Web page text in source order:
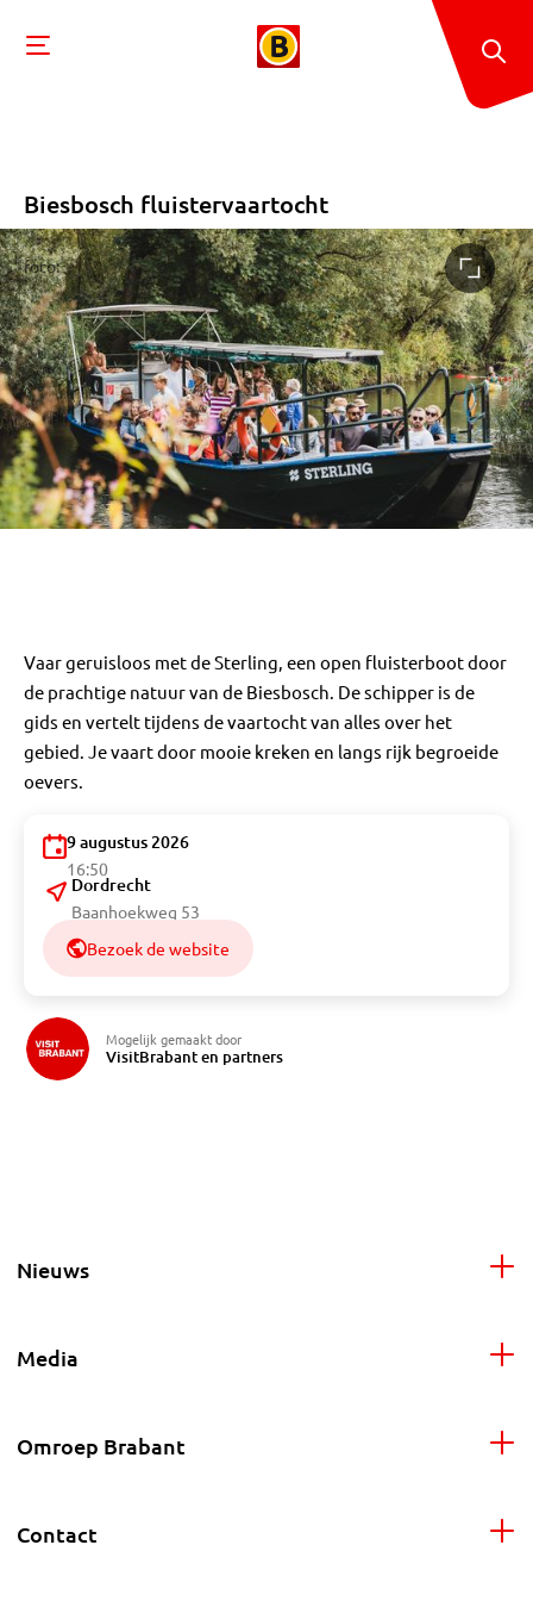
Biesbosch fluistervaartocht
foto:
Vaar geruisloos met de Sterling, een open fluisterboot door
de prachtige natuur van de Biesbosch. De schipper is de
gids en vertelt tijdens de vaartocht van alles over het
gebied. Je vaart door mooie kreken en langs rijk begroeide
oevers.
9 augustus 2026
16:50
Dordrecht
Baanhoekweg 53
Bezoek de website
Mogelijk gemaakt door
VisitBrabant en partners
Nieuws
Media
Omroep Brabant
Contact